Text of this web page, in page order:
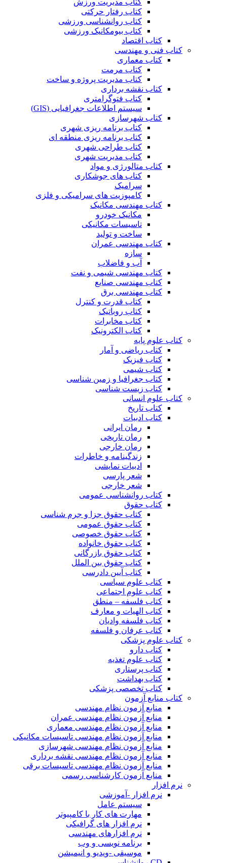
کتاب رفتار حرکتی
کتاب روانشناسی ورزشی
کتاب بیومکانیک ورزشی
کتاب اقتصاد
کتاب فنی و مهندسی
کتاب معماری
کتاب مرمت
کتاب مدیریت پروژه و ساخت
کتاب نقشه برداری
کتاب فتوگرامتری
سیستم اطلاعات جغرافیایی (GIS)
کتاب شهرسازی
کتاب برنامه ریزی شهری
کتاب برنامه ریزی منطقه ای
کتاب طراحی شهری
کتاب مدیریت شهری
کتاب متالورژی و مواد
کتاب های جوشکاری
سرامیک
کامپوزیت های سرامیکی و فلزی
کتاب مهندسی مکانیک
مکانیک خودرو
تاسیسات مکانیکی
ساخت و تولید
کتاب مهندسی عمران
سازه
آب و فاضلاب
کتاب مهندسی شیمی و نفت
کتاب مهندسی صنایع
کتاب مهندسی برق
کتاب قدرت و کنترل
کتاب روباتیک
کتاب مخابرات
کتاب الکترونیک
کتاب علوم پایه
کتاب ریاضی و آمار
کتاب فیزیک
کتاب شیمی
کتاب جغرافیا و زمین شناسی
کتاب زیست شناسی
کتاب علوم انسانی
کتاب تاریخ
کتاب ادبیات
رمان ایرانی
رمان تاریخی
رمان خارجی
زندگینامه و خاطرات
ادبیات نمایشی
شعر پارسی
شعر خارجی
کتاب روانشناسی عمومی
کتاب حقوق
کتاب حقوق جزا و جرم شناسی
کتاب حقوق عمومی
کتاب حقوق خصوصی
کتاب حقوق خانواده
کتاب حقوق بازرگانی
کتاب حقوق بین الملل
کتاب آیین دادرسی
کتاب علوم سیاسی
کتاب علوم اجتماعی
کتاب فلسفه – منطق
کتاب الهیات و معارف
کتاب فلسفه وادیان
کتاب عرفان و فلسفه
کتاب علوم پزشکی
کتاب دارو
کتاب علوم تغذیه
کتاب پرستاری
کتاب بهداشت
کتاب تخصصی پزشکی
کتاب منابع آزمون
منابع آزمون نظام مهندسی
منابع آزمون نظام مهندسی عمران
منابع آزمون نظام مهندسی معماری
منابع آزمون نظام مهندسی تاسیسات مکانیکی
منابع آزمون نظام مهندسی شهرسازی
منابع آزمون نظام مهندسی نقشه برداری
منابع آزمون نظام مهندسی تاسیسات برقی
منابع آزمون کارشناسی رسمی
نرم افزار
نرم افزار -آموزشی
سیستم عامل
مهارت های کار با کامپیوتر
نرم افزار های گرافیکی
نرم افزارهای مهندسی
برنامه نویسی و وب
موسیقی -ویدیو و انیمیشن